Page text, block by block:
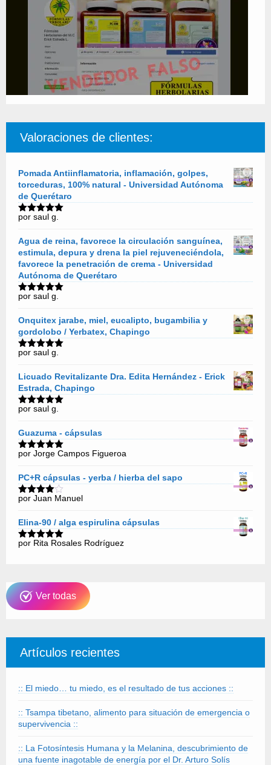
Valoraciones de clientes:
Pomada Antiinflamatoria, inflamación, golpes,
torceduras, 100% natural - Universidad Autónoma
de Querétaro
Valorado
por saul g.
Agua de reina, favorece la circulación sanguínea,
estimula, depura y drena la piel rejuveneciéndola,
favorece la penetración de crema - Universidad
Autónoma de Querétaro
Valorado
por saul g.
Onquitex jarabe, miel, eucalipto, bugambilia y
gordolobo / Yerbatex, Chapingo
Valorado
por saul g.
Licuado Revitalizante Dra. Edita Hernández - Erick
Estrada, Chapingo
Valorado
por saul g.
Guazuma - cápsulas
Valorado
por Jorge Campos Figueroa
PC+R cápsulas - yerba / hierba del sapo
Valorado
5
por Juan Manuel
Elina-90 / alga espirulina cápsulas
Valorado
por Rita Rosales Rodríguez
Ver todas
Artículos recientes
:: El miedo… tu miedo, es el resultado de tus acciones ::
:: Tsampa tibetano, alimento para situación de emergencia o
supervivencia ::
:: La Fotosíntesis Humana y la Melanina, descubrimiento de
una fuente inagotable de energía por el Dr. Arturo Solís